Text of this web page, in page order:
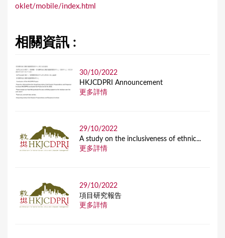
oklet/mobile/index.html
相關資訊 :
30/10/2022
HKJCDPRI Announcement
更多詳情
29/10/2022
A study on the inclusiveness of ethnic...
更多詳情
29/10/2022
項目研究報告
更多詳情